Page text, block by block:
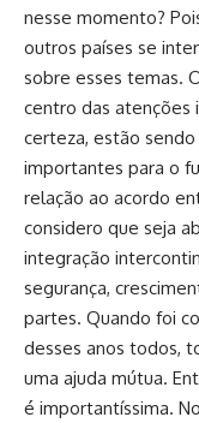
nesse momento?
outros países se
sobre esses temas.
centro das atenções
certeza, estão
importantes para o
relação ao acordo
considero que seja
integração
segurança,
partes. Quando foi
desses anos todos,
uma ajuda mútua.
é importantíssima.